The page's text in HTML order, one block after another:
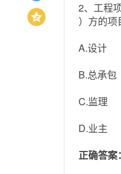
2、工程
）方的项
A.设计
B.总承包
C.监理
D.业主
正确答案：